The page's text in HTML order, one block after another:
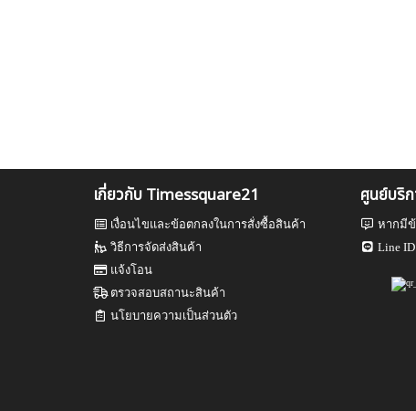
เกี่ยวกับ Timessquare21
เงื่อนไขและข้อตกลงในการสั่งซื้อสินค้า
วิธีการจัดส่งสินค้า
แจ้งโอน
ตรวจสอบสถานะสินค้า
นโยบายความเป็นส่วนตัว
ศูนย์บริ
หากมี
Line